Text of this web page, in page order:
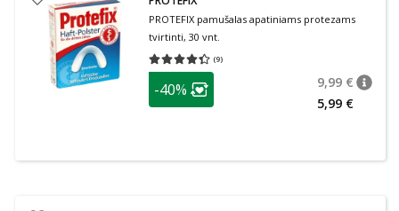
PROTEFIX pamušalas apatiniams protezams
tvirtinti, 30 vnt.
(9)
Vidutinis įvertinimas 4.33
patarimas
Lojalumo klubo narių nuolaida
-40% 9,99 €
5,99 €